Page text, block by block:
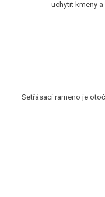
uchytit kmeny a
Setřásací rameno je